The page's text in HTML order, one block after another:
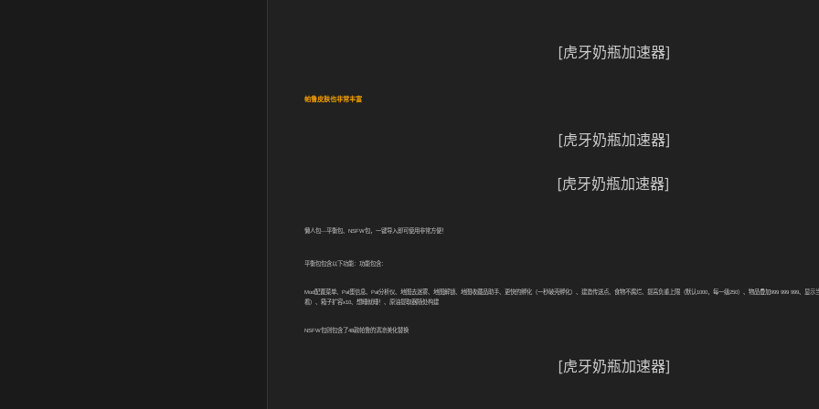
[虎牙奶瓶加速器]
帕鲁皮肤也非常丰富
[虎牙奶瓶加速器]
[虎牙奶瓶加速器]
懒人包—平衡包、 NSFW包，一键导入即可使用非常方便！
平衡包包含以下功能：功能包含：
Mod配置菜单、 Pal蛋信息、 Pal分析仪、地图去迷雾、地图解锁、地图收藏品助手、更快的孵化（一秒破壳孵化）、建造传送点、食物不腐烂、提高负重上限（默认1000 ，每一级250）、物品叠加999 999 999 、显示
看）、箱子扩容x10 、想睡就睡！、原油提取器随处构建
NSFW包则包含了48款帕鲁的清凉美化替换
[虎牙奶瓶加速器]